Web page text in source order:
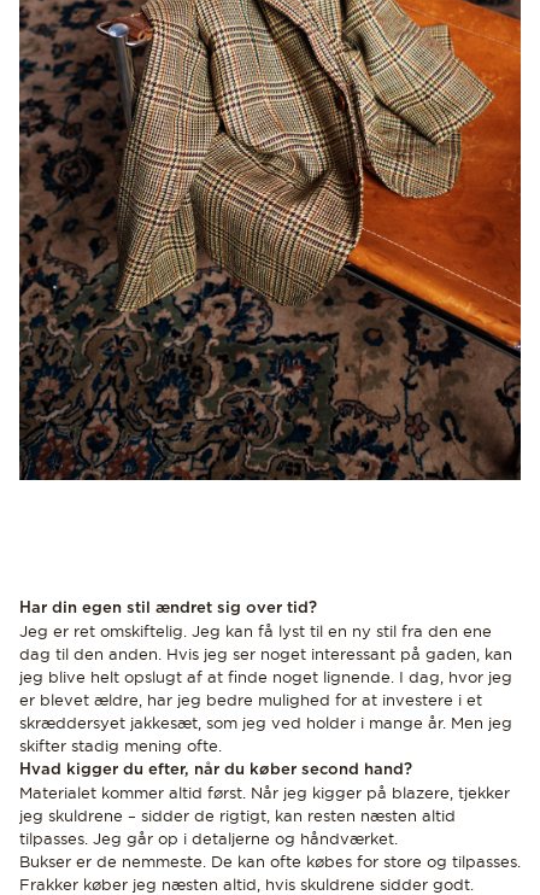
Har din egen stil ændret sig over tid?
Jeg er ret omskiftelig. Jeg kan få lyst til en ny stil fra den ene
dag til den anden. Hvis jeg ser noget interessant på gaden, kan
jeg blive helt opslugt af at finde noget lignende. I dag, hvor jeg
er blevet ældre, har jeg bedre mulighed for at investere i et
skræddersyet jakkesæt, som jeg ved holder i mange år. Men jeg
skifter stadig mening ofte.
Hvad kigger du efter, når du køber second hand?
Materialet kommer altid først. Når jeg kigger på blazere, tjekker
jeg skuldrene – sidder de rigtigt, kan resten næsten altid
tilpasses. Jeg går op i detaljerne og håndværket.
Bukser er de nemmeste. De kan ofte købes for store og tilpasses.
Frakker køber jeg næsten altid, hvis skuldrene sidder godt.